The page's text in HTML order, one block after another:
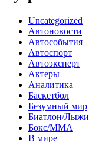
Uncategorized
Автоновости
Автособытия
Автоспорт
Автоэксперт
Актеры
Аналитика
Баскетбол
Безумный мир
Биатлон/Лыжи
Бокс/MMA
В мире